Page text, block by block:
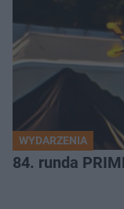
WYDARZENIA
84. runda